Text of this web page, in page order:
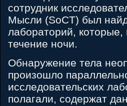
сотрудник
Мысли (SoCT) был
лабораторий,
течение ночи.
Обнаружение тела
произошло
исследовательских
полагали, содержат